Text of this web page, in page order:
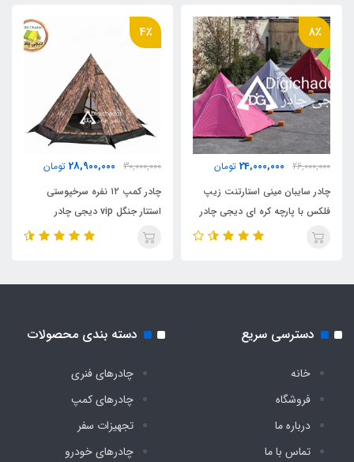
مناسب برای خواب
3 الی 4 نفر
مناسب برای نشستن
6 الی 7 نفر
تعداد درب ورودی
8٪
26,000,000
24,000,000 تومان
چادر سایبان مینی استارتنت زیپ
فلکس با پارچه کره ای دیجی چادر
4٪
30,000,000
28,900,000 تومان
چادر کمپ ۱۲ نفره سرخپوستی
استتار جنگل vip دیجی چادر
دسترسی سریع
خانه
فروشگاه
درباره ما
تماس با ما
دسته بندی محصولات
چادرهای فنری
چادرهای کمپ
تجهیزات سفر
چادرهای خودرو